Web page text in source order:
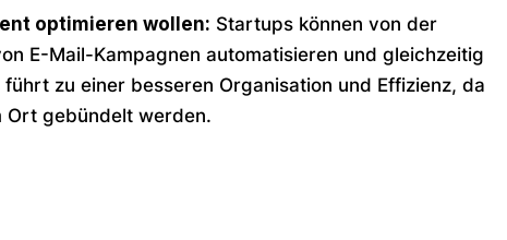
optimieren wollen: Startups können von der
E-Mail-Kampagnen automatisieren und gleichzeitig
zu einer besseren Organisation und Effizienz, da
Ort gebündelt werden.